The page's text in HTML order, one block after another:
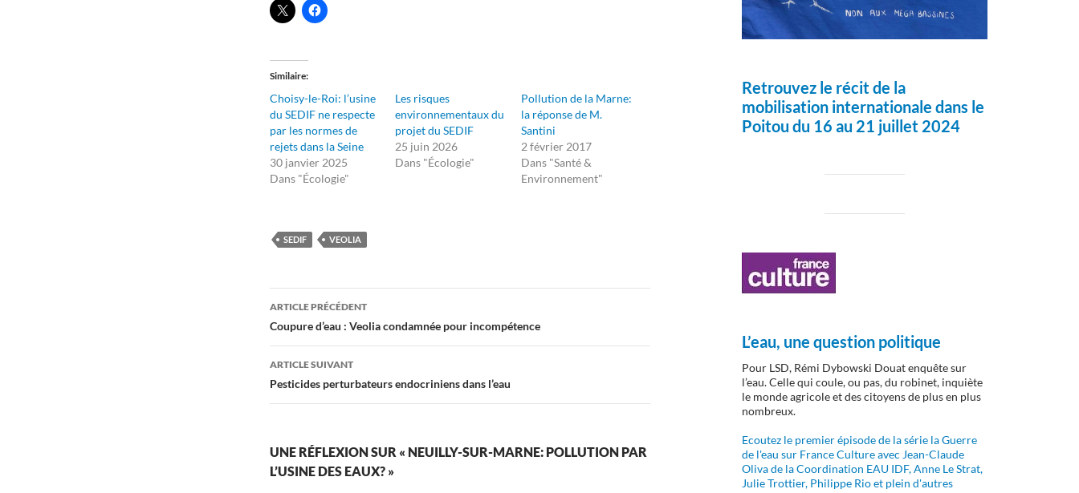
Similaire
Choisy-le-Roi: l’usine
du SEDIF ne respecte
par les normes de
rejets dans la Seine
30 janvier 2025
Dans "Écologie"
Les risques
environnementaux du
projet du SEDIF
25 juin 2026
Dans "Écologie"
Pollution de la Marne:
la réponse de M.
Santini
2 février 2017
Dans "Santé &
Environnement"
SEDIF VEOLIA
Navigation
des
articles
ARTICLE PRÉCÉDENT
Coupure d’eau : Veolia condamnée pour incompétence
ARTICLE SUIVANT
Pesticides perturbateurs endocriniens dans l’eau
UNE RÉFLEXION SUR « NEUILLY-SUR-MARNE: POLLUTION PAR
L’USINE DES EAUX? »
Retrouvez le récit de la
mobilisation internationale dans le
Poitou du 16 au 21 juillet 2024
L’eau, une question politique
Pour LSD, Rémi Dybowski Douat enquête sur
l’eau. Celle qui coule, ou pas, du robinet, inquiète
le monde agricole et des citoyens de plus en plus
nombreux.
Ecoutez le premier épisode de la série la Guerre
de l'eau sur France Culture avec Jean-Claude
Oliva de la Coordination EAU IDF, Anne Le Strat,
Julie Trottier, Philippe Rio et plein d'autres